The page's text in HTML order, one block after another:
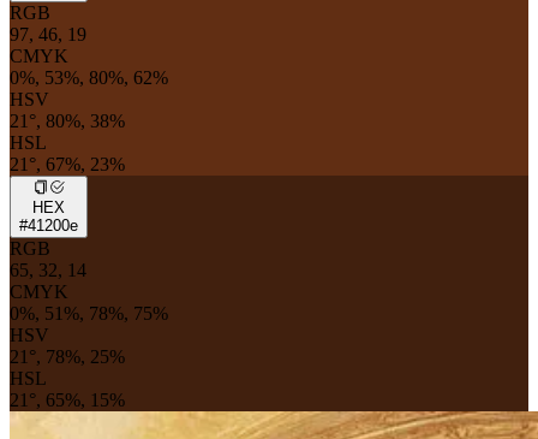
RGB
97, 46, 19
CMYK
0%, 53%, 80%, 62%
HSV
21°, 80%, 38%
HSL
21°, 67%, 23%
HEX
#41200e
RGB
65, 32, 14
CMYK
0%, 51%, 78%, 75%
HSV
21°, 78%, 25%
HSL
21°, 65%, 15%